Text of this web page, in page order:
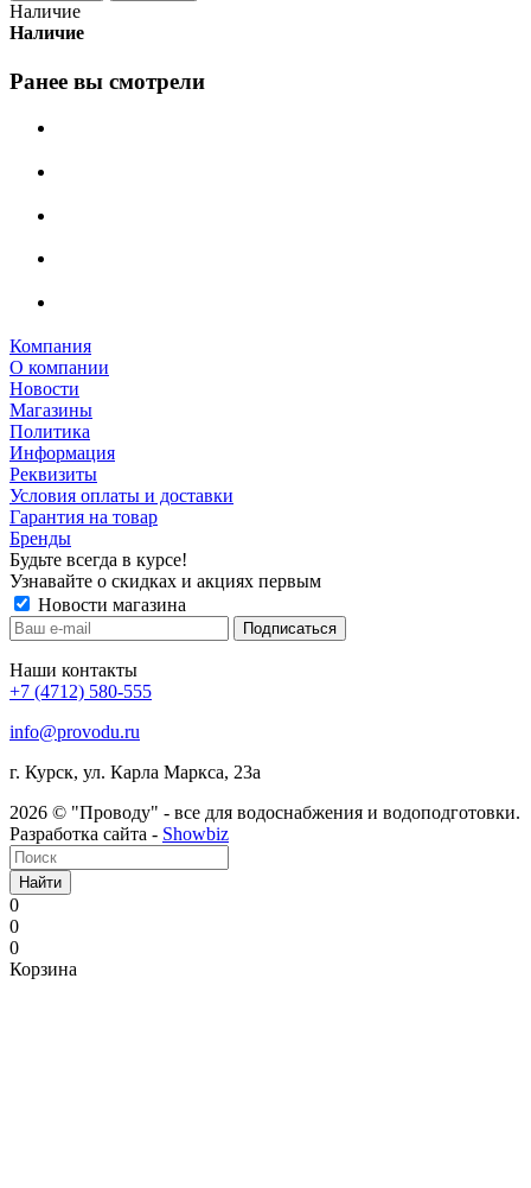
Наличие
Наличие
Ранее вы смотрели
Компания
О компании
Новости
Магазины
Политика
Информация
Реквизиты
Условия оплаты и доставки
Гарантия на товар
Бренды
Будьте всегда в курсе!
Узнавайте о скидках и акциях первым
Новости магазина
Наши контакты
+7 (4712) 580-555
info@provodu.ru
г. Курск, ул. Карла Маркса, 23а
2026 © "Проводу" - все для водоснабжения и водоподготовки.
Разработка сайта - Showbiz
Найти
0
0
0
Корзина